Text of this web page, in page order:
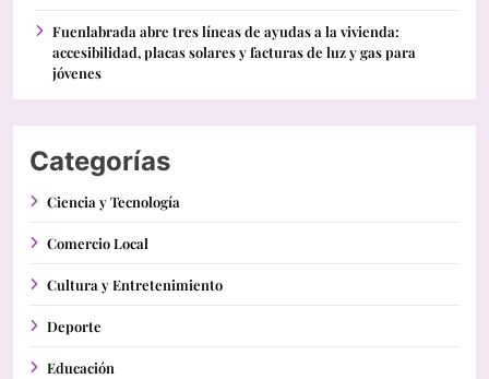
Fuenlabrada abre tres líneas de ayudas a la vivienda:
accesibilidad, placas solares y facturas de luz y gas para
jóvenes
Categorías
Ciencia y Tecnología
Comercio Local
Cultura y Entretenimiento
Deporte
Educación